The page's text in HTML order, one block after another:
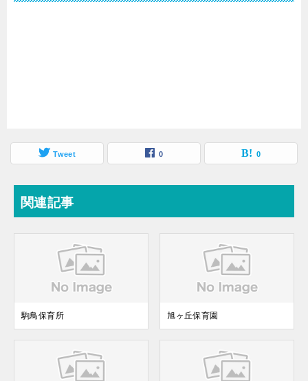
Tweet 0 0
関連記事
駒鳥保育所 旭ヶ丘保育園